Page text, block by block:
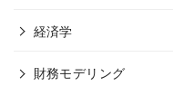
経済学
財務モデリング